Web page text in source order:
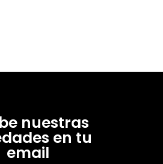
nuestras
en tu
email